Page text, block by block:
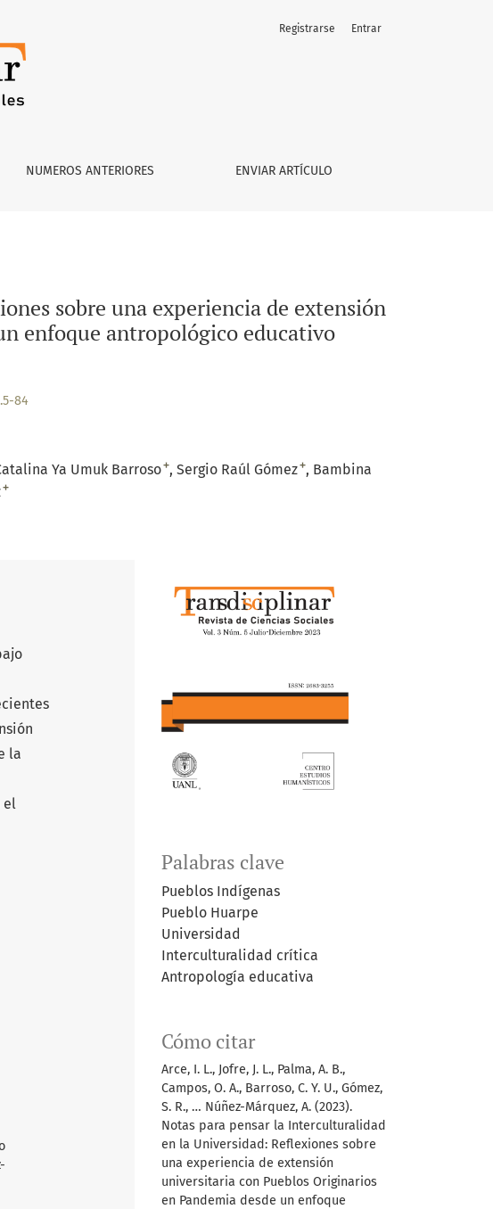
NUMEROS ANTERIORES ENVIAR ARTÍCULO
Registrarse Entrar
sobre una experiencia de extensión
enfoque antropológico educativo
84
Ya Umuk Barroso+ Sergio Raúl Gómez+
Bambina
+
Palabras clave
Pueblos Indígenas
Pueblo Huarpe
Universidad
Interculturalidad crítica
Antropología educativa
Cómo citar
Arce, I. L., Jofre, J. L., Palma, A. B.,
Campos, O. A., Barroso, C. Y. U., Gómez,
S. R., … Núñez-Márquez, A. (2023).
Notas para pensar la Interculturalidad
en la Universidad: Reflexiones sobre
una experiencia de extensión
universitaria con Pueblos Originarios
en Pandemia desde un enfoque
la
el